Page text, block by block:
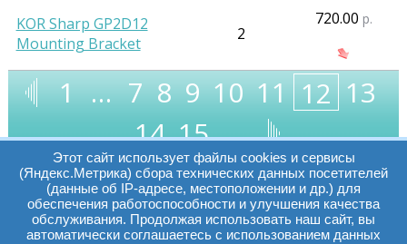
KOR Sharp GP2D12
Mounting Bracket
2
720.00 р.
1 … 7 8 9 10 11 12 13
14 15 …
Часы работы:
Томск, пр. Ленина г,
д. 159
Этот сайт использует файлы cookies и сервисы
(Яндекс.Метрика) сбора технических данных посетителей
(данные об IP-адресе, местоположении и др.) для
обеспечения работоспособности и улучшения качества
обслуживания. Продолжая использовать наш сайт, вы
автоматически соглашаетесь с использованием данных